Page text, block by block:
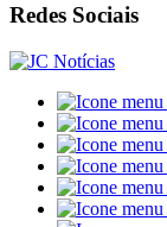
Redes Sociais